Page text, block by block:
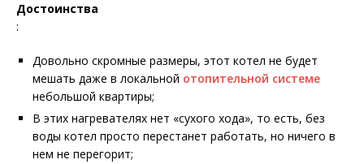
Достоинства
:
Довольно скромные размеры, этот котел не будет
мешать даже в локальной отопительной системе
небольшой квартиры;
В этих нагревателях нет «сухого хода», то есть, без
воды котел просто перестанет работать, но ничего в
нем не перегорит;